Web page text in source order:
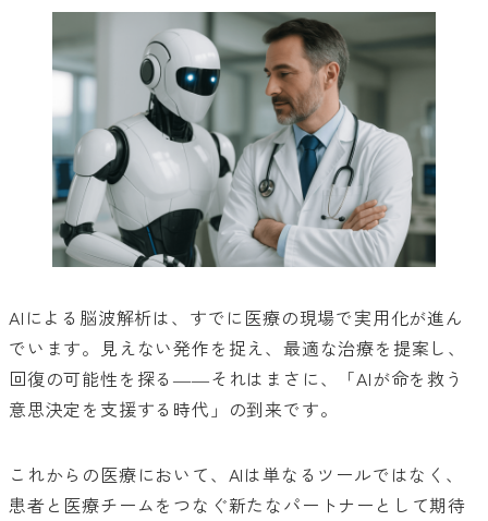
AIによる脳波解析は、すでに医療の現場で実用化が進ん
でいます。見えない発作を捉え、最適な治療を提案し、
回復の可能性を探る――それはまさに、「AIが命を救う
意思決定を支援する時代」の到来です。
これからの医療において、AIは単なるツールではなく、
患者と医療チームをつなぐ新たなパートナーとして期待